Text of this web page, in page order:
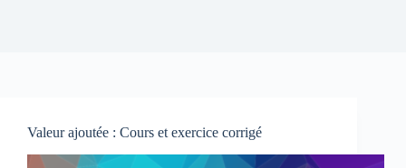
Valeur ajoutée : Cours et exercice corrigé